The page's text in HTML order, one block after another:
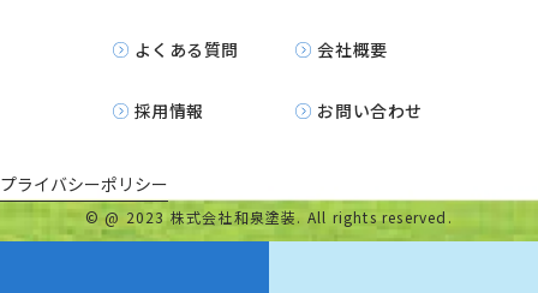
よくある質問 会社概要
採用情報 お問い合わせ
© @ 2023 株式会社和泉塗装. All rights reserved.
プライバシーポリシー